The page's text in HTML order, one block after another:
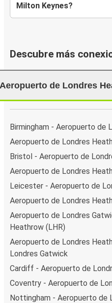
Milton Keynes?
Descubre más
Aeropuerto de Londres
Birmingham - Aeropuerto de
Aeropuerto de Londres
Bristol - Aeropuerto de
Aeropuerto de Londres
Leicester - Aeropuerto de
Aeropuerto de Londres
Aeropuerto de Londres
Heathrow (LHR)
Aeropuerto de Londres
Londres Gatwick
Cardiff - Aeropuerto de
Coventry - Aeropuerto de
Nottingham - Aeropuerto de